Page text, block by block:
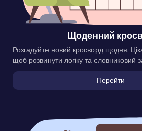
Щоденний
Розгадуйте новий кросворд щодня.
щоб розвинути логіку та словниковий
Перейти